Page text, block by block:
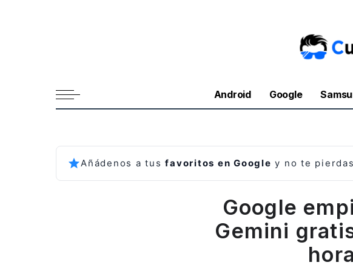
Android Google
Añádenos a tusfavoritos en Google y no te
Google
Gemini